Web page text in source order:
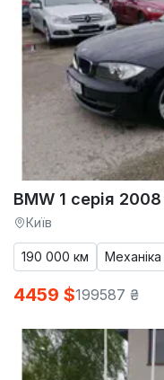
BMW 1 серія 2008
Київ
190 000 км Механіка
4459 $199587 ₴